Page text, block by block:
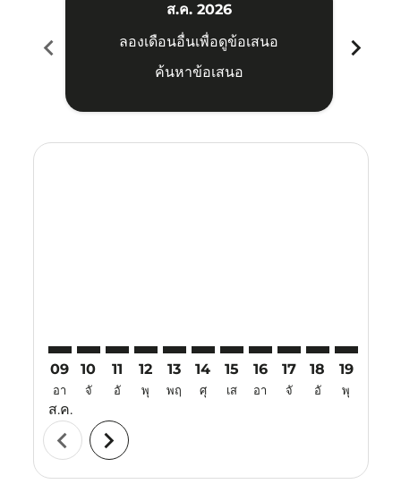
chevron_left
ส.ค. 2026
ลองเดือนอื่นเพื่อดูข้อเสนอ
ค้นหาข้อเสนอ
chevron_right
09
อา
ส.ค.
10
จั
11
อั
12
พุ
13
พฤ
14
ศุ
15
เส
16
อา
17
จั
18
อั
19
พุ
chevron_left chevron_right